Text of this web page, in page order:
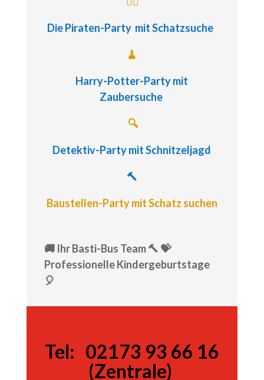
Die Piraten-Party mit Schatzsuche
🧹
Harry-Potter-Partymit
Zaubersuche
🔍
Detektiv-Partymit Schnitzeljagd
🔨
Baustellen-Party mit Schatz suchen
🚚 Ihr Basti-Bus Team 🔨 💝
Professionelle Kindergeburtstage
🎈
Tel: 02173 93 66 16
(Zentrale)